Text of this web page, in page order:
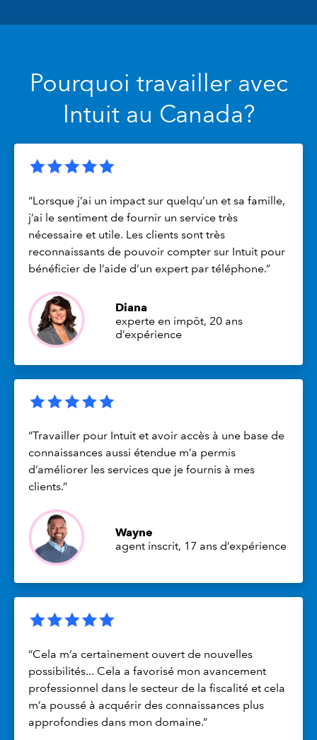
Pourquoi travailler avec
Intuit au Canada?
“Lorsque j’ai un impact sur quelqu’un et sa famille,
j’ai le sentiment de fournir un service très
nécessaire et utile. Les clients sont très
reconnaissants de pouvoir compter sur Intuit pour
bénéficier de l’aide d’un expert par téléphone.”
Diana
experte en impôt, 20 ans
d’expérience
“Travailler pour Intuit et avoir accès à une base de
connaissances aussi étendue m’a permis
d’améliorer les services que je fournis à mes
clients.”
Wayne
agent inscrit, 17 ans d’expérience
“Cela m’a certainement ouvert de nouvelles
possibilités... Cela a favorisé mon avancement
professionnel dans le secteur de la fiscalité et cela
m’a poussé à acquérir des connaissances plus
approfondies dans mon domaine.”